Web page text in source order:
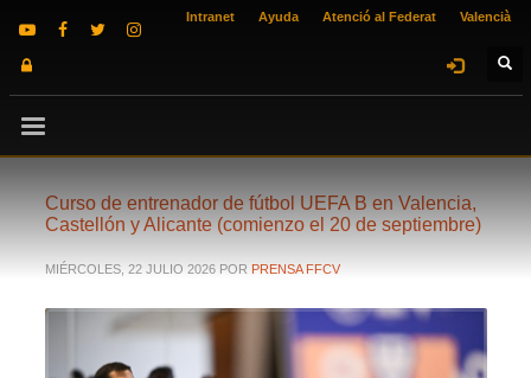
Intranet Ayuda Atenció al Federat Valencià
Curso de entrenador de fútbol UEFA B en Valencia,
Castellón y Alicante (comienzo el 20 de septiembre)
MIÉRCOLES, 22 JULIO 2026 POR PRENSA FFCV